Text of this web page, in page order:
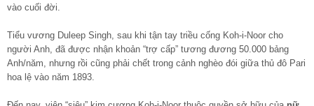
vào cuối đời.
Tiểu vương Duleep Singh, sau khi tận tay triều cống Koh-i-Noor cho
người Anh, đã được nhận khoản “trợ cấp” tương đương 50.000 bảng
Anh/năm, nhưng rồi cũng phải chết trong cảnh nghèo đói giữa thủ đô Pari
hoa lệ vào năm 1893.